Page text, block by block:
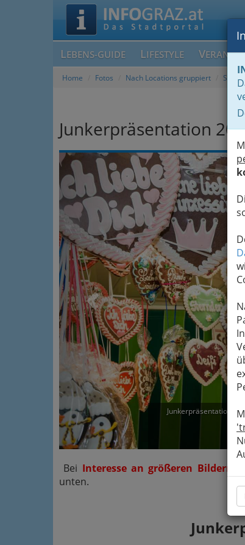
LEBENS-GUIDE LIFESTYLE V
Home Fotos Nach Locations gruppiert
Junkerpräsentation
Junkerpräsentation
Previous
Bei Interesse an größeren Bildern
unten.